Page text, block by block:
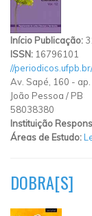
Início Publicação:
ISSN: 16796101
//
Av. Sapé, 160 -
João Pessoa / PB
58038380
Instituição
Áreas de Estudo:
DOBRA[S]